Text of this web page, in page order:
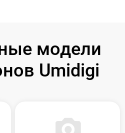
модели
Umidigi